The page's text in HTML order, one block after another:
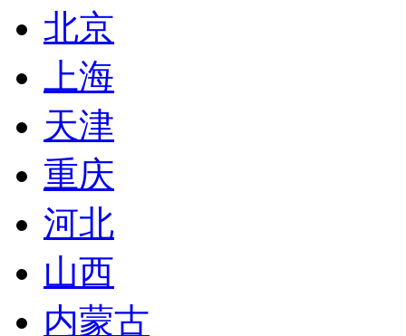
北京
上海
天津
重庆
河北
山西
内蒙古